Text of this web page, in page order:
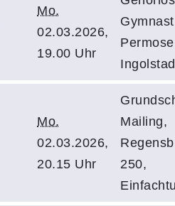
Mo.
02.03.2026,
19.00 Uhr
Mo.
02.03.2026,
20.15 Uhr
Mailing,
250,